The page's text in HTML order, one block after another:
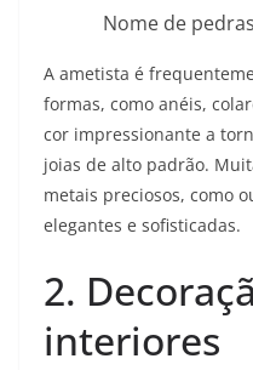
Nome de
A ametista é
formas, como anéis,
cor impressionante a
joias de alto padrão.
metais preciosos, como
elegantes e sofisticadas.
2.
interiores